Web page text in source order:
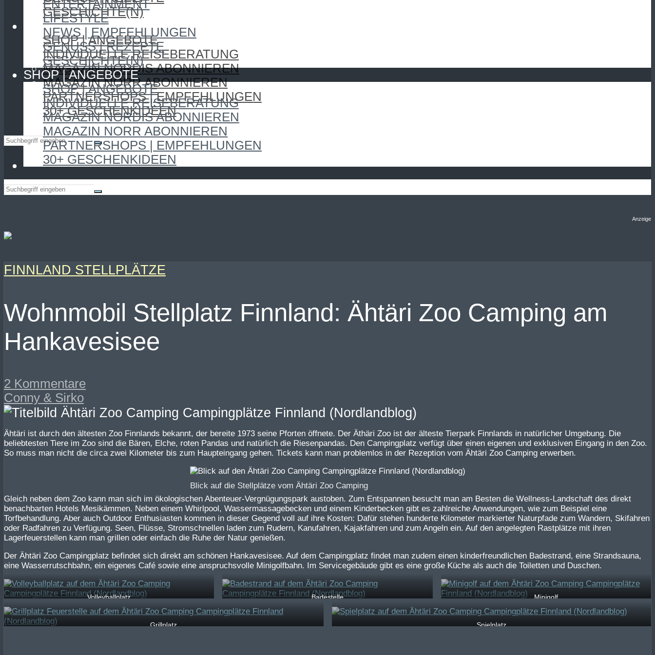
GESCHICHTE(N)
SHOP | ANGEBOTE
SHOP | ANGEBOTE
INDIVIDUELLE REISEBERATUNG
MAGAZIN NORDIS ABONNIEREN
MAGAZIN NORR ABONNIEREN
PARTNERSHOPS | EMPFEHLUNGEN
30+ GESCHENKIDEEN
ENTERTAINMENT
LIFESTYLE
NEWS | EMPFEHLUNGEN
GENUSS | REZEPTE
GESCHICHTE(N)
SHOP | ANGEBOTE
SHOP | ANGEBOTE
INDIVIDUELLE REISEBERATUNG
MAGAZIN NORDIS ABONNIEREN
MAGAZIN NORR ABONNIEREN
PARTNERSHOPS | EMPFEHLUNGEN
30+ GESCHENKIDEEN
Anzeige
FINNLAND STELLPLÄTZE
Wohnmobil Stellplatz Finnland: Ähtäri Zoo Camping am
Hankavesisee
2 Kommentare
Conny & Sirko
Ähtäri ist durch den ältesten Zoo Finnlands bekannt, der bereite 1973 seine Pforten öffnete. Der Äthäri Zoo ist der älteste Tierpark Finnlands in natürlicher Umgebung. Die
beliebtesten Tiere im Zoo sind die Bären, Elche, roten Pandas und natürlich die Riesenpandas. Den Campingplatz verfügt über einen eigenen und exklusiven Eingang in den Zoo.
So muss man nicht die circa zwei Kilometer bis zum Haupteingang gehen. Tickets kann man problemlos in der Rezeption vom Ähtäri Zoo Camping erwerben.
Blick auf die Stellplätze vom Ähtäri Zoo Camping
Gleich neben dem Zoo kann man sich im ökologischen Abenteuer-Vergnügungspark austoben. Zum Entspannen besucht man am Besten die Wellness-Landschaft des direkt
benachbarten Hotels Mesikämmen. Neben einem Whirlpool, Wassermassagebecken und einem Kinderbecken gibt es zahlreiche Anwendungen, wie zum Beispiel eine
Torfbehandlung. Aber auch Outdoor Enthusiasten kommen in dieser Gegend voll auf ihre Kosten: Dafür stehen hunderte Kilometer markierter Naturpfade zum Wandern, Skifahren
oder Radfahren zu Verfügung. Seen, Flüsse, Stromschnellen laden zum Rudern, Kanufahren, Kajakfahren und zum Angeln ein. Auf den angelegten Rastplätze mit ihren
Lagerfeuerstellen kann man grillen oder einfach die Ruhe der Natur genießen.
Der Ähtäri Zoo Campingplatz befindet sich direkt am schönen Hankavesisee. Auf dem Campingplatz findet man zudem einen kinderfreundlichen Badestrand, eine Strandsauna,
eine Wasserrutschbahn, ein eigenes Café sowie eine anspruchsvolle Minigolfbahn. Im Servicegebäude gibt es eine große Küche als auch die Toiletten und Duschen.
Volleyballplatz Badestelle Minigolf
Grillplatz Spielplatz